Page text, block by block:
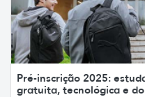
Pré-inscrição 2025:
gratuita, tecnológica e